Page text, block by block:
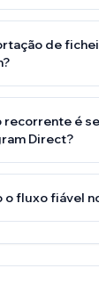
de
recorrente é
Direct?
o fluxo fiável